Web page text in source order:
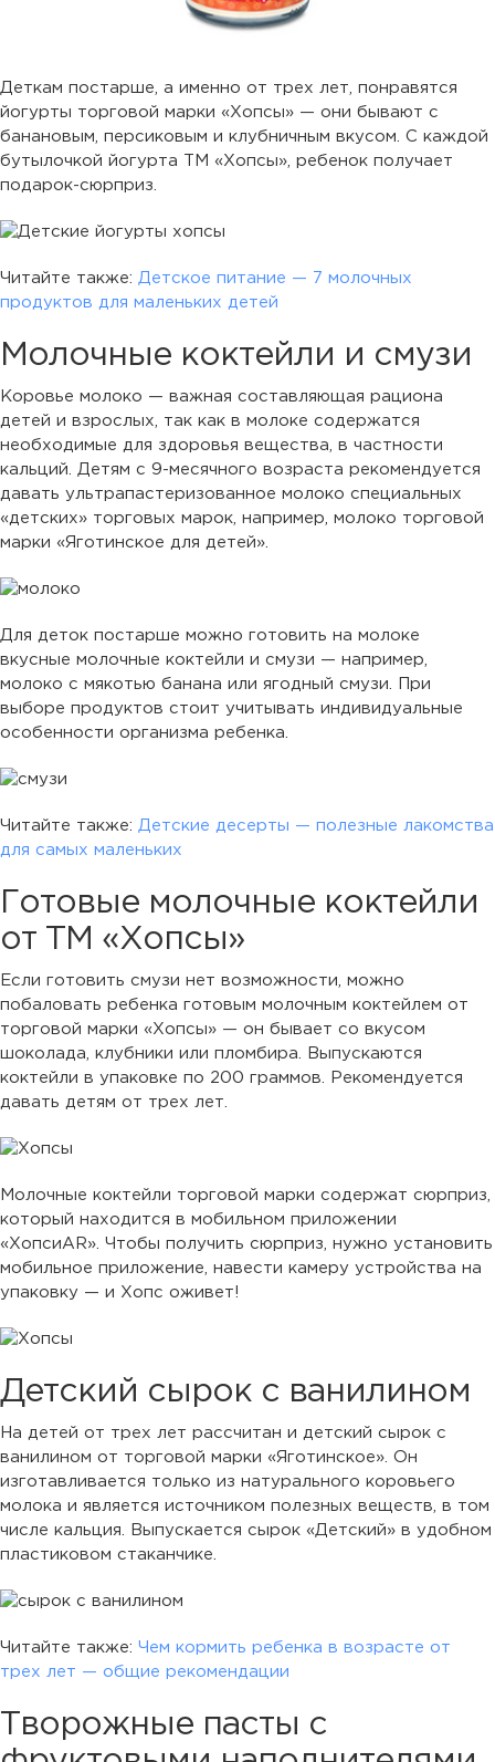
Деткам постарше, а именно от трех лет, понравятся
йогурты торговой марки «Хопсы» — они бывают с
банановым, персиковым и клубничным вкусом. С каждой
бутылочкой йогурта ТМ «Хопсы», ребенок получает
подарок-сюрприз.
Читайте также: Детское питание — 7 молочных
продуктов для маленьких детей
Молочные коктейли и смузи
Коровье молоко — важная составляющая рациона
детей и взрослых, так как в молоке содержатся
необходимые для здоровья вещества, в частности
кальций. Детям с 9-месячного возраста рекомендуется
давать ультрапастеризованное молоко специальных
«детских» торговых марок, например, молоко торговой
марки «Яготинское для детей».
Для деток постарше можно готовить на молоке
вкусные молочные коктейли и смузи — например,
молоко с мякотью банана или ягодный смузи. При
выборе продуктов стоит учитывать индивидуальные
особенности организма ребенка.
Читайте также: Детские десерты — полезные лакомства
для самых маленьких
Готовые молочные коктейли
от ТМ «Хопсы»
Если готовить смузи нет возможности, можно
побаловать ребенка готовым молочным коктейлем от
торговой марки «Хопсы» — он бывает со вкусом
шоколада, клубники или пломбира. Выпускаются
коктейли в упаковке по 200 граммов. Рекомендуется
давать детям от трех лет.
Молочные коктейли торговой марки содержат сюрприз,
который находится в мобильном приложении
«ХопсиAR». Чтобы получить сюрприз, нужно установить
мобильное приложение, навести камеру устройства на
упаковку — и Хопс оживет!
Детский сырок с ванилином
На детей от трех лет рассчитан и детский сырок с
ванилином от торговой марки «Яготинское». Он
изготавливается только из натурального коровьего
молока и является источником полезных веществ, в том
числе кальция. Выпускается сырок «Детский» в удобном
пластиковом стаканчике.
Читайте также: Чем кормить ребенка в возрасте от
трех лет — общие рекомендации
Творожные пасты с